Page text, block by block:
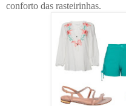
conforto das rasteirinhas.